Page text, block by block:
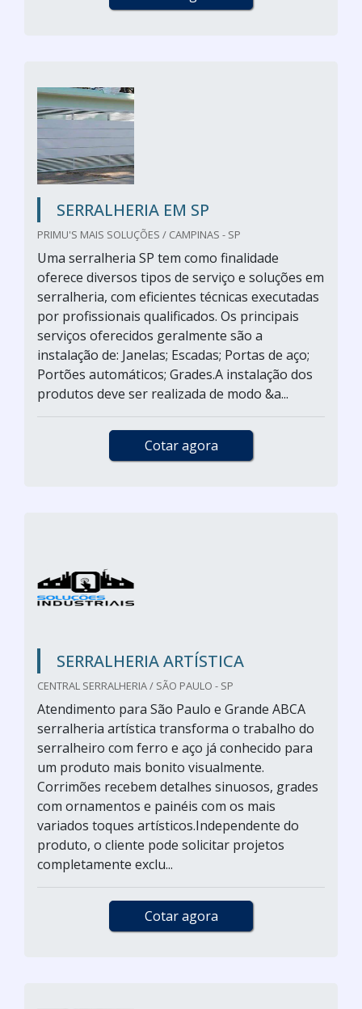
SERRALHERIA EM SP
PRIMU'S MAIS SOLUÇÕES / CAMPINAS - SP
Uma serralheria SP tem como finalidade
oferece diversos tipos de serviço e soluções em
serralheria, com eficientes técnicas executadas
por profissionais qualificados. Os principais
serviços oferecidos geralmente são a
instalação de: Janelas; Escadas; Portas de aço;
Portões automáticos; Grades.A instalação dos
produtos deve ser realizada de modo &a...
Cotar agora
SERRALHERIA ARTÍSTICA
CENTRAL SERRALHERIA / SÃO PAULO - SP
Atendimento para São Paulo e Grande ABCA
serralheria artística transforma o trabalho do
serralheiro com ferro e aço já conhecido para
um produto mais bonito visualmente.
Corrimões recebem detalhes sinuosos, grades
com ornamentos e painéis com os mais
variados toques artísticos.Independente do
produto, o cliente pode solicitar projetos
completamente exclu...
Cotar agora